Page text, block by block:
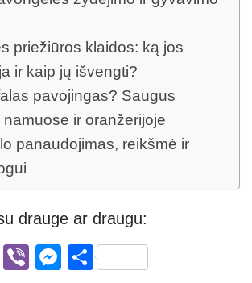
priežiūros klaidos: ką jos
ir kaip jų išvengti?
pavojingas? Saugus
ir oranžerijoje
panaudojimas, reikšmė ir
drauge ar draugu:
T
Vi
M S